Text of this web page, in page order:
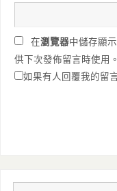
在瀏覽器中儲存顯
供下次發佈留言時使用。
如果有人回覆我的留